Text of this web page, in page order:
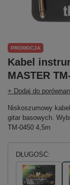
PROMOCJA
Kabel
MASTER
+ Dodaj do
Niskoszumowy
gitar basowych.
TM-0450 4,5m
DŁUGOŚĆ